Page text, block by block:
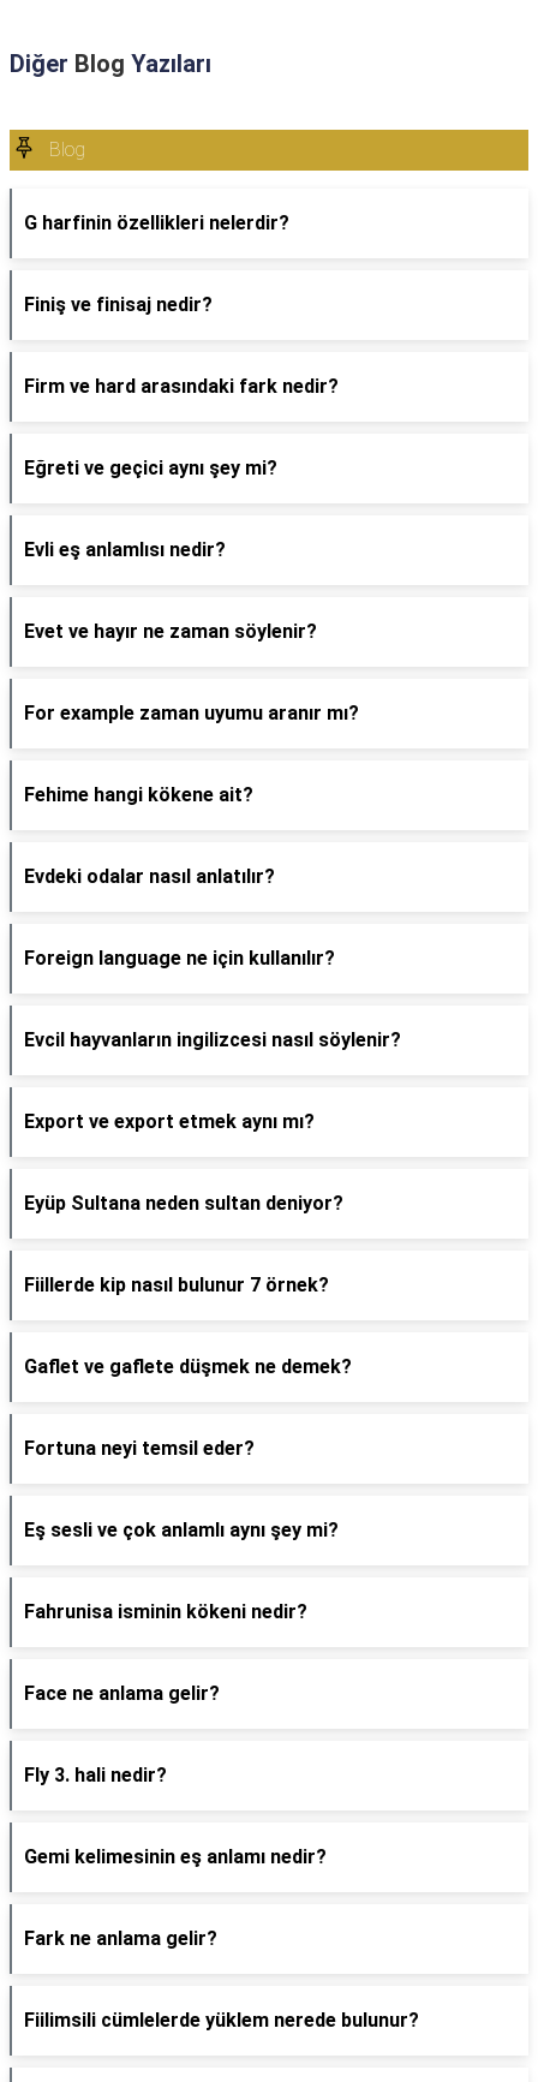
Diğer Blog Yazıları
Blog
G harfinin özellikleri nelerdir?
Finiş ve finisaj nedir?
Firm ve hard arasındaki fark nedir?
Eğreti ve geçici aynı şey mi?
Evli eş anlamlısı nedir?
Evet ve hayır ne zaman söylenir?
For example zaman uyumu aranır mı?
Fehime hangi kökene ait?
Evdeki odalar nasıl anlatılır?
Foreign language ne için kullanılır?
Evcil hayvanların ingilizcesi nasıl söylenir?
Export ve export etmek aynı mı?
Eyüp Sultana neden sultan deniyor?
Fiillerde kip nasıl bulunur 7 örnek?
Gaflet ve gaflete düşmek ne demek?
Fortuna neyi temsil eder?
Eş sesli ve çok anlamlı aynı şey mi?
Fahrunisa isminin kökeni nedir?
Face ne anlama gelir?
Fly 3. hali nedir?
Gemi kelimesinin eş anlamı nedir?
Fark ne anlama gelir?
Fiilimsili cümlelerde yüklem nerede bulunur?